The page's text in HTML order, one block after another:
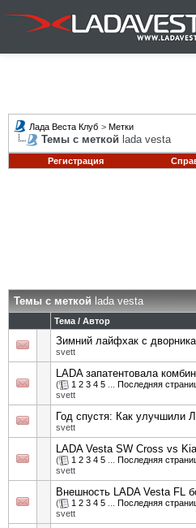
Лада Веста Клуб > Метки
Темы с меткой lada vesta
Регистрация
Темы с меткой lada vesta
Тема / Автор
Зимний лайфхак с
svett
LADA запатентовала
( 1 2 3 4 5 Последняя
svett
Год спустя: Как улучшили
svett
LADA Vesta SW Cross vs
( 1 2 3 4 5 Последняя
svett
Внешность LADA Vesta FL
( 1 2 3 4 5 Последняя
svett